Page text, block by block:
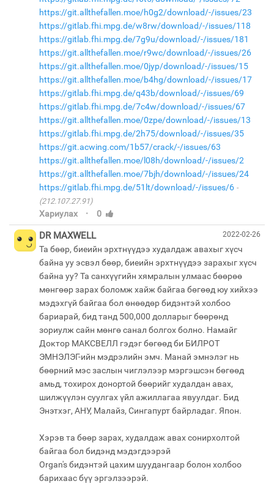
https://git.allthefallen.moe/h0g2/download/-/issues/23
https://gitlab.fhi.mpg.de/w8rw/download/-/issues/118
https://gitlab.fhi.mpg.de/7g9u/download/-/issues/181
https://git.allthefallen.moe/r9wc/download/-/issues/26
https://git.allthefallen.moe/0jyp/download/-/issues/15
https://git.allthefallen.moe/b4hg/download/-/issues/17
https://gitlab.fhi.mpg.de/q43b/download/-/issues/69
https://gitlab.fhi.mpg.de/7c4w/download/-/issues/67
https://git.allthefallen.moe/0zpe/download/-/issues/13
https://gitlab.fhi.mpg.de/2h75/download/-/issues/35
https://git.acwing.com/1b57/crack/-/issues/63
https://git.allthefallen.moe/l08h/download/-/issues/2
https://git.allthefallen.moe/7bjh/download/-/issues/24
https://gitlab.fhi.mpg.de/51lt/download/-/issues/6
(212.107.27.91)
Хариулах · 0
2022-02-26
DR MAXWELL
Та бөөр, биеийн эрхтнүүдээ худалдаж авахыг хүсч
байна уу эсвэл бөөр, биеийн эрхтнүүдээ зарахыг хүсч
байна уу? Та санхүүгийн хямралын улмаас бөөрөө
мөнгөөр зарах боломж хайж байгаа бөгөөд юу хийхээ
мэдэхгүй байгаа бол өнөөдөр бидэнтэй холбоо
бариарай, бид танд 500,000 долларыг бөөрөнд
зориулж сайн мөнгө санал болгох болно. Намайг
Доктор МАКСВЕЛЛ гэдэг бөгөөд би БИЛРОТ
ЭМНЭЛЭГ-ийн мэдрэлийн эмч. Манай эмнэлэг нь
бөөрний мэс заслын чиглэлээр мэргэшсэн бөгөөд
амьд, тохирох донортой бөөрийг худалдан авах,
шилжүүлэн суулгах үйл ажиллагаа явуулдаг. Бид
Энэтхэг, АНУ, Малайз, Сингапурт байрладаг. Япон.
Хэрэв та бөөр зарах, худалдаж авах сонирхолтой
байгаа бол бидэнд мэдэгдээрэй
Organ's бидэнтэй цахим шуудангаар болон холбоо
барихаас бүү эргэлзээрэй.